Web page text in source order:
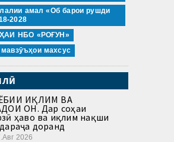
амал «Об барои рушди
2028
НБО «РОҒУН»
махсус
ИҚЛИМ ВА
ОН. Дар соҳаи
ҳаво ва иқлим нақши
доранд
2026